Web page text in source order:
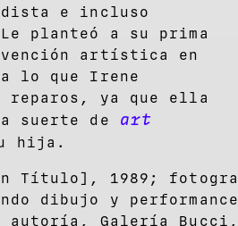
e incluso
planteó a su prima
artística en
lo que Irene
reparos, ya que ella
suerte de art
hija.
Título], 1989;
dibujo y
Galería Bucci,